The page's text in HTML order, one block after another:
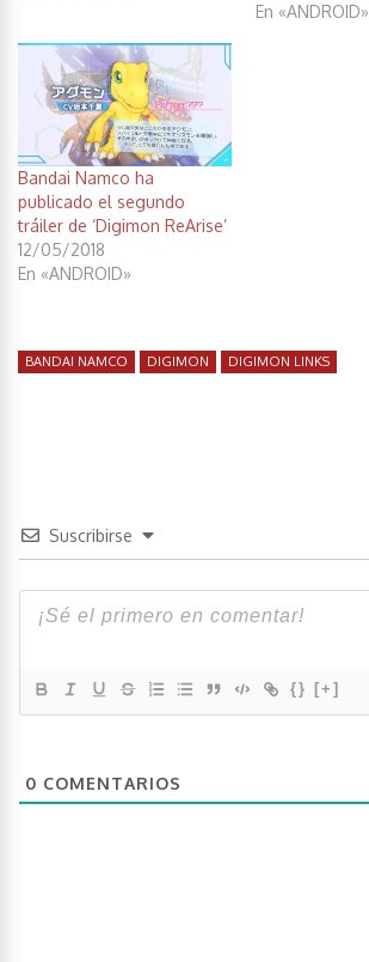
En «ANDROID»
Bandai Namco ha
publicado el segundo
tráiler de ‘Digimon ReArise’
12/05/2018
En «ANDROID»
BANDAI NAMCO DIGIMON DIGIMON LINKS
Suscribirse
{} [+]
0 COMENTARIOS